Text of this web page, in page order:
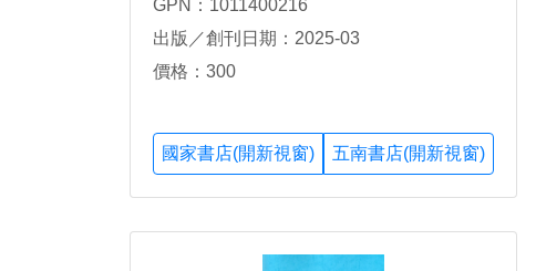
GPN：1011400216
出版／創刊日期：2025-03
價格：300
國家書店(開新視窗) 五南書店(開新視窗)